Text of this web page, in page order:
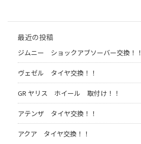
最近の投稿
ジムニー ショックアブソーバー交換！！
ヴェゼル タイヤ交換！！
GR ヤリス ホイール 取付け！！
アテンザ タイヤ交換！！
アクア タイヤ交換！！